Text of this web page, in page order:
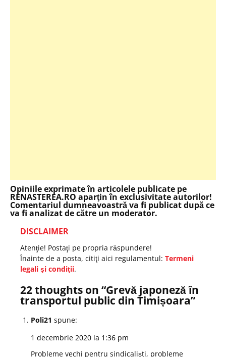
Opiniile exprimate în articolele publicate pe
RENASTEREA.RO aparţin în exclusivitate autorilor!
Comentariul dumneavoastră va fi publicat după ce
va fi analizat de către un moderator.
DISCLAIMER
Atenţie! Postaţi pe propria răspundere!
Înainte de a posta, citiţi aici regulamentul: Termeni
legali şi condiţii.
22 thoughts on “Grevă japoneză în
transportul public din Timișoara”
Poli21 spune:
1 decembrie 2020 la 1:36 pm
Probleme vechi pentru sindicaliști, probleme